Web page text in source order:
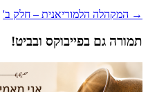
ניווט
פוסטים
→ המקהלה הלמוריאנית – חלק ב'
תמורה גם בפייבוקס ובביט!